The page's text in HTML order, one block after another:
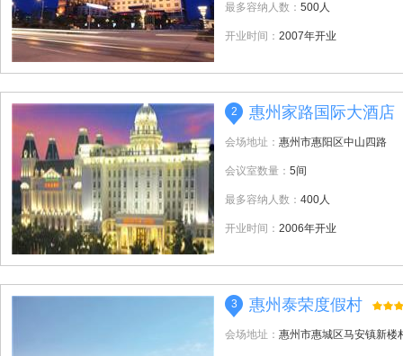
最多容纳人数： 500人
开业时间： 2007年开业
2 惠州家路国际大酒店
会场地址： 惠州市惠阳区中山四路
会议室数量： 5间
最多容纳人数： 400人
开业时间： 2006年开业
3 惠州泰荣度假村
会场地址： 惠州市惠城区马安镇新楼